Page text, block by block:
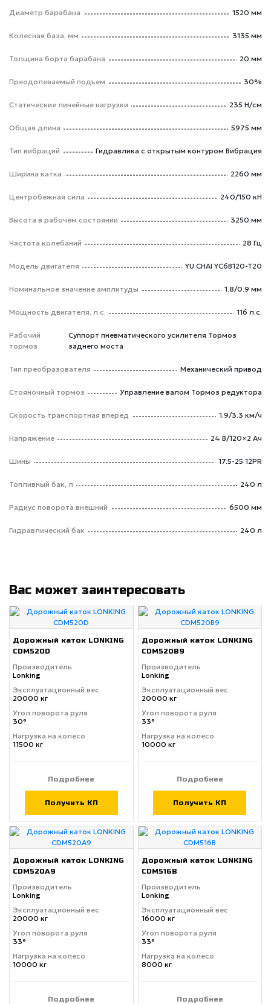
Диаметр барабана 1520 мм
Колесная база, мм 3135 мм
Толщина борта барабана 20 мм
Преодолеваемый подъем 30%
Статические линейные нагрузки 235 Н/см
Общая длина 5975 мм
Тип вибраций Гидравлика с открытым контуром Вибрация
Ширина катка 2260 мм
Центробежная сила 240/150 кН
Высота в рабочем состоянии 3250 мм
Частота колебаний 28 Гц
Модель двигателя YU CHAI YC6B120-T20
Номинальное значение амплитуды 1.8/0.9 мм
Мощность двигателя, л.с. 116 л.с.
Рабочий
тормоз
Суппорт пневматического усилителя Тормоз
заднего моста
Тип преобразователя Механический привод
Стояночный тормоз Управление валом Тормоз редуктора
Скорость транспортная вперед 1.9/3.3 км/ч
Напряжение 24 В/120×2 Ач
Шины 17.5-25 12PR
Топливный бак, л 240 л
Радиус поворота внешний 6500 мм
Гидравлический бак 240 л
Вас может заинтересовать
Дорожный каток LONKING
CDM520D
Производитель
Lonking
Эксплуатационный вес
20000 кг
Угол поворота руля
30°
Нагрузка на колесо
11500 кг
Подробнее
Получить КП
Дорожный каток LONKING
CDM520B9
Производитель
Lonking
Эксплуатационный вес
20000 кг
Угол поворота руля
33°
Нагрузка на колесо
10000 кг
Подробнее
Получить КП
Дорожный каток LONKING
CDM520A9
Производитель
Lonking
Эксплуатационный вес
20000 кг
Угол поворота руля
33°
Нагрузка на колесо
10000 кг
Подробнее
Дорожный каток LONKING
CDM516B
Производитель
Lonking
Эксплуатационный вес
16000 кг
Угол поворота руля
33°
Нагрузка на колесо
8000 кг
Подробнее